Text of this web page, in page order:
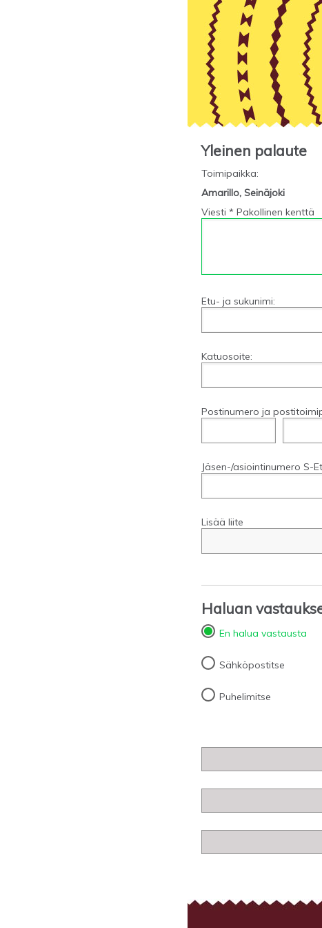
Yleinen palaute
Toimipaikka:
Amarillo, Seinäjoki
Viesti * Pakollinen kenttä
Etu- ja sukunimi:
Katuosoite:
Postinumero ja
Jäsen-/asiointinumero S-
Lisää liite
Haluan
En halua vastausta
Sähköpostitse
Puhelimitse